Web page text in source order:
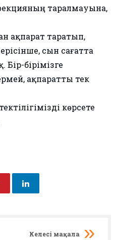
таралмауына,
ақпарат таратып,
сын сағатта
бірімізге
ақпаратты тек
көрсете
Келесі мақала